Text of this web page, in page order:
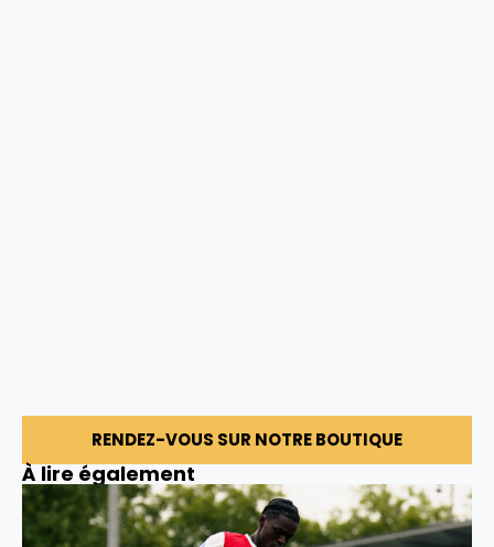
RENDEZ-VOUS SUR NOTRE BOUTIQUE
À lire également